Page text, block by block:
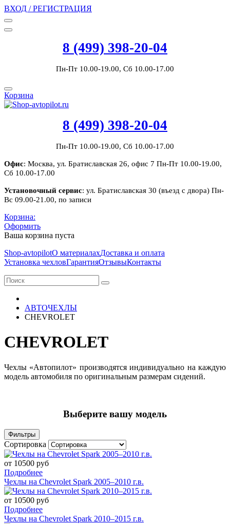
ВХОД / РЕГИСТРАЦИЯ
8 (499) 398-20-04
Пн-Пт 10.00-19.00, Сб 10.00-17.00
Корзина
8 (499) 398-20-04
Пн-Пт 10.00-19.00, Сб 10.00-17.00
Офис: Москва, ул. Братиславская 26, офис 7 Пн-Пт 10.00-19.00,
Сб 10.00-17.00
Установочный сервис: ул. Братиславская 30 (въезд с двора) Пн-
Вс 09.00-21.00, по записи
Корзина:
Оформить
Ваша корзина пуста
Shop-avtopilotО материалахДоставка и оплата
Установка чехловГарантияОтзывыКонтакты
АВТОЧЕХЛЫ
CHEVROLET
CHEVROLET
Чехлы «Автопилот» производятся индивидуально на каждую
модель автомобиля по оригинальным размерам сидений.
Выберите вашу модель
Фильтры
Сортировка
от 10500 руб
Подробнее
Чехлы на Chevrolet Spark 2005–2010 г.в.
от 10500 руб
Подробнее
Чехлы на Chevrolet Spark 2010–2015 г.в.